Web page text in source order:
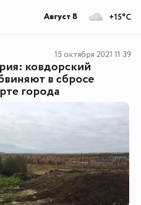
ковдорский
в сбросе
города
15 октября 2021 11:39
+15°C
Август 8